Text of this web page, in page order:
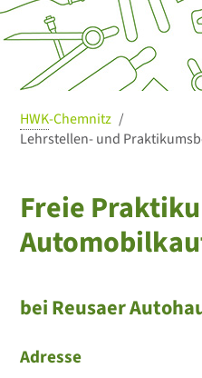
HWK-Chemnitz
Lehrstellen- und
Freie
bei Reusaer
Adresse